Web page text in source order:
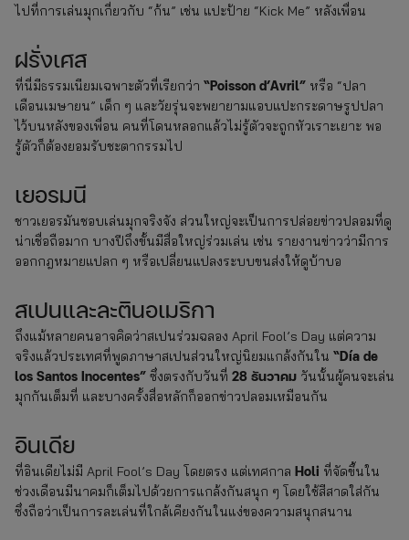
ไปที่การเล่นมุกเกี่ยวกับ “ก้น” เช่น แปะป้าย “Kick Me” หลังเพื่อน
ฝรั่งเศส
ที่นี่มีธรรมเนียมเฉพาะตัวที่เรียกว่า “Poisson d’Avril” หรือ “ปลา
เดือนเมษายน” เด็ก ๆ และวัยรุ่นจะพยายามแอบแปะกระดาษรูปปลา
ไว้บนหลังของเพื่อน คนที่โดนหลอกแล้วไม่รู้ตัวจะถูกหัวเราะเยาะ พอ
รู้ตัวก็ต้องยอมรับชะตากรรมไป
เยอรมนี
ชาวเยอรมันชอบเล่นมุกจริงจัง ส่วนใหญ่จะเป็นการปล่อยข่าวปลอมที่ดู
น่าเชื่อถือมาก บางปีถึงขั้นมีสื่อใหญ่ร่วมเล่น เช่น รายงานข่าวว่ามีการ
ออกกฎหมายแปลก ๆ หรือเปลี่ยนแปลงระบบขนส่งให้ดูบ้าบอ
สเปนและละตินอเมริกา
ถึงแม้หลายคนอาจคิดว่าสเปนร่วมฉลอง April Fool’s Day แต่ความ
จริงแล้วประเทศที่พูดภาษาสเปนส่วนใหญ่นิยมแกล้งกันใน “Día de
los Santos Inocentes” ซึ่งตรงกับวันที่ 28 ธันวาคม วันนั้นผู้คนจะเล่น
มุกกันเต็มที่ และบางครั้งสื่อหลักก็ออกข่าวปลอมเหมือนกัน
อินเดีย
ที่อินเดียไม่มี April Fool’s Day โดยตรง แต่เทศกาล Holi ที่จัดขึ้นใน
ช่วงเดือนมีนาคมก็เต็มไปด้วยการแกล้งกันสนุก ๆ โดยใช้สีสาดใส่กัน
ซึ่งถือว่าเป็นการละเล่นที่ใกล้เคียงกันในแง่ของความสนุกสนาน